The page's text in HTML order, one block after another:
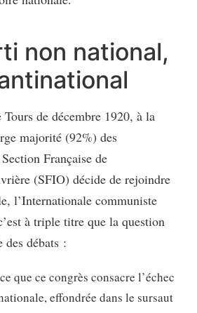
non national,
de décembre 1920, à la
majorité (92%) des
Française de
(SFIO) décide de rejoindre
l’Internationale communiste
à triple titre que la question
débats :
que ce congrès consacre l’échec
effondrée dans le sursaut